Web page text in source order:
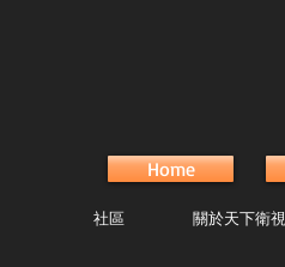
Home
社區 關於天下衛視